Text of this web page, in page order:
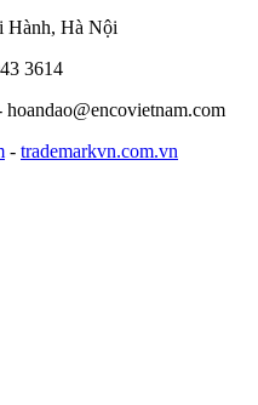
Hành, Hà Nội
3614
hoandao@encovietnam.com
- trademarkvn.com.vn